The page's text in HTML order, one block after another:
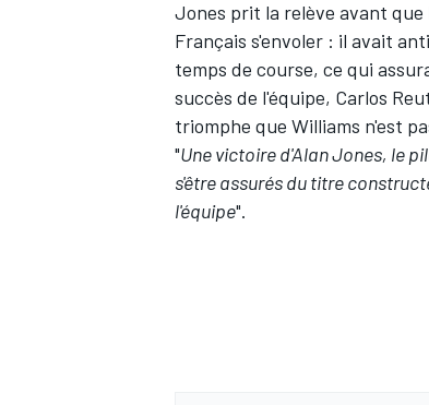
Jones prit la relève avant que
Français s'envoler : il avait
temps de course, ce qui
succès de l'équipe, Carlos
triomphe que Williams n'est
"Une victoire d'Alan Jones, le
s'être assurés du titre
l'équipe".